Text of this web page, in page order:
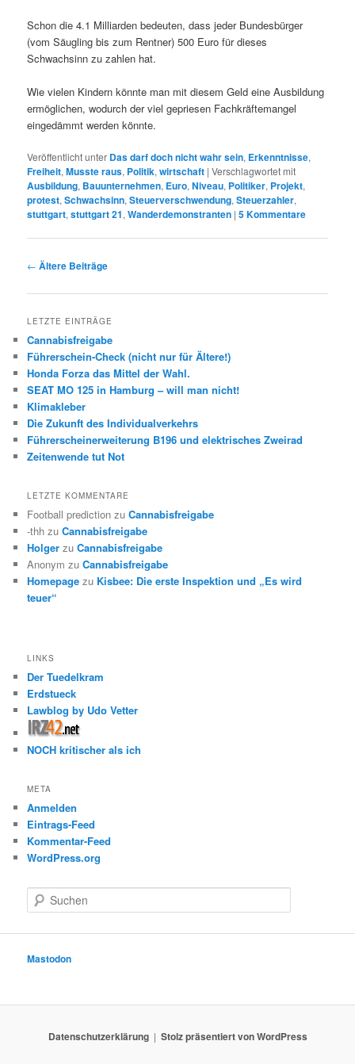
Schon die 4.1 Milliarden bedeuten, dass jeder Bundesbürger
(vom Säugling bis zum Rentner) 500 Euro für dieses
Schwachsinn zu zahlen hat.
Wie vielen Kindern könnte man mit diesem Geld eine Ausbildung
ermöglichen, wodurch der viel gepriesen Fachkräftemangel
eingedämmt werden könnte.
Veröffentlicht unter Das darf doch nicht wahr sein, Erkenntnisse,
Freiheit,Musste raus, Politik,wirtschaft |Verschlagwortet mit
Ausbildung, Bauunternehmen, Euro,Niveau, Politiker, Projekt,
protest,Schwachsinn,Steuerverschwendung,Steuerzahler,
stuttgart,stuttgart 21,Wanderdemonstranten |5Kommentare
Beitrags-
← Ältere Beiträge
LETZTE EINTRÄGE
Cannabisfreigabe
Führerschein-Check (nicht nur für Ältere!)
Honda Forza das Mittel der Wahl.
SEAT MO 125 in Hamburg – will man nicht!
Klimakleber
Die Zukunft des Individualverkehrs
Führerscheinerweiterung B196 und elektrisches Zweirad
Zeitenwende tut Not
LETZTE KOMMENTARE
Football prediction zuCannabisfreigabe
-thh zuCannabisfreigabe
Holger zuCannabisfreigabe
Anonym zuCannabisfreigabe
Homepage zu Kisbee: Die erste Inspektion und „Es wird
teuer“
LINKS
Der Tuedelkram
Erdstueck
Lawblog by Udo Vetter
NOCH kritischer als ich
META
Anmelden
Eintrags-Feed
Kommentar-Feed
WordPress.org
u
e
Mastodon
Datenschutzerklärung Stolz präsentiert von WordPress